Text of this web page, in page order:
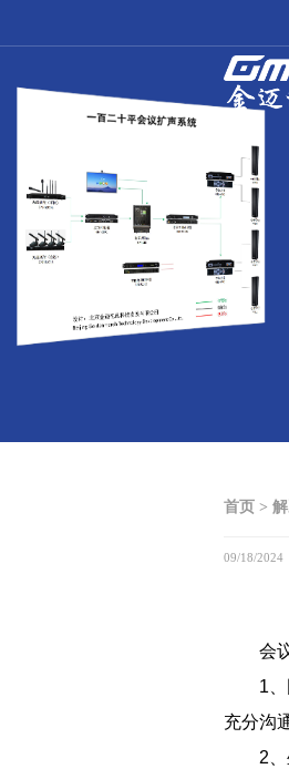
首页 >
09/18/2024
会
1
充分沟
2